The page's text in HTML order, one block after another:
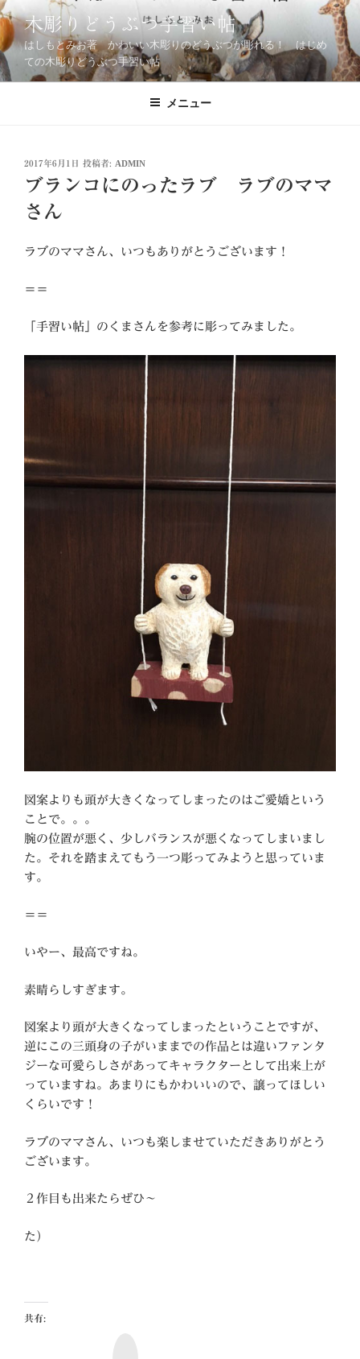
コ
ン
テ
ン
ツ
木彫りどうぶつ手習い帖
はしもとみお著 かわいい木彫りのどうぶつが彫れる！ はじめ
ての木彫りどうぶつ手習い帖
メニュー
投
日:
2017年6月1日 投稿者: ADMIN
ブランコにのったラブ ラブのママ
さん
ラブのママさん、いつもありがとうございます！
＝＝
「手習い帖」のくまさんを参考に彫ってみました。
図案よりも頭が大きくなってしまったのはご愛嬌という
ことで。。。
腕の位置が悪く、少しバランスが悪くなってしまいまし
た。それを踏まえてもう一つ彫ってみようと思っていま
す。
＝＝
いやー、最高ですね。
素晴らしすぎます。
図案より頭が大きくなってしまったということですが、
逆にこの三頭身の子がいままでの作品とは違いファンタ
ジーな可愛らしさがあってキャラクターとして出来上が
っていますね。あまりにもかわいいので、譲ってほしい
くらいです！
ラブのママさん、いつも楽しませていただきありがとう
ございます。
２作目も出来たらぜひ～
た）
共有: